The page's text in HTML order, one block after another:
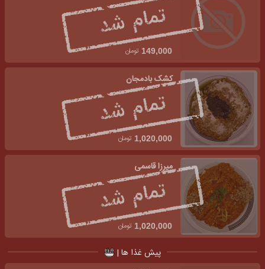
149,000 تومان
کشک بادمجان
1,020,000 تومان
میرزا قاسمی
1,020,000 تومان
پیش غذا ها |